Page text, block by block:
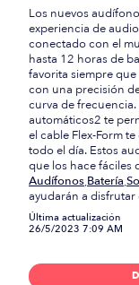
Los nuevos
experiencia de
conectado con el
hasta 12 horas de
favorita siempre
con una precisión
curva de
automáticos2 te
el cable Flex-Form
todo el día. Estos
que los hace fáciles
Audífonos,Batería,
ayudarán a
Última actualización
26/5/2023 7:09 AM